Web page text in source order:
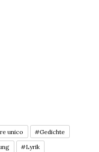
unico #Gedichte
#Lyrik